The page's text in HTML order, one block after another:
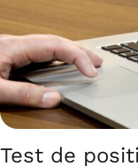
Test de